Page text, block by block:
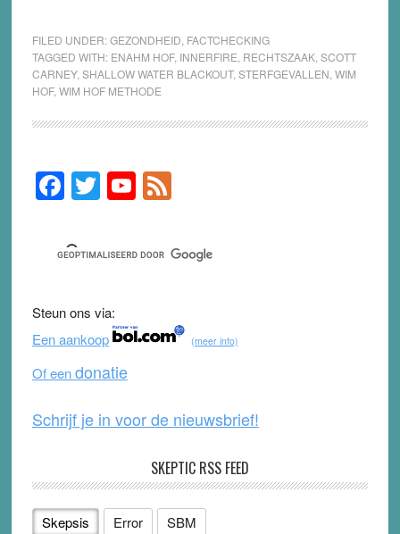
FILED UNDER:GEZONDHEID FACTCHECKING
TAGGED WITH: ENAHM HOF, INNERFIRE RECHTSZAAK, SCOTT
CARNEY, SHALLOW WATER BLACKOUT, STERFGEVALLEN WIM
HOF, WIM HOF METHODE
Primary
Sidebar
F
a
c
e
b
o
o
k
T
wi
tt
er
Y
o
u
T
b
e
F
e
d
Steun ons via:
Een aankoop
(meer info)
Of eendonatie
Schrijf je in voor de nieuwsbrief!
SKEPTIC RSS FEED
Skepsis Error SBM